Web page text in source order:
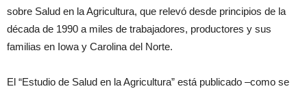
sobre Salud en la Agricultura, que relevó desde principios de la
década de 1990 a miles de trabajadores, productores y sus
familias en Iowa y Carolina del Norte.
El “Estudio de Salud en la Agricultura” está publicado –como se